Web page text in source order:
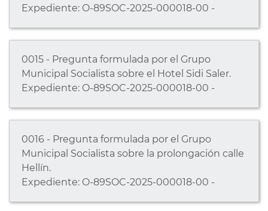
Expediente: O-89SOC-2025-000018-00 -
0015 - Pregunta formulada por el Grupo
Municipal Socialista sobre el Hotel Sidi Saler.
Expediente: O-89SOC-2025-000018-00 -
0016 - Pregunta formulada por el Grupo
Municipal Socialista sobre la prolongación calle
Hellín.
Expediente: O-89SOC-2025-000018-00 -